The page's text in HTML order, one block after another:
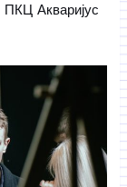
ПКЦ Акваријус